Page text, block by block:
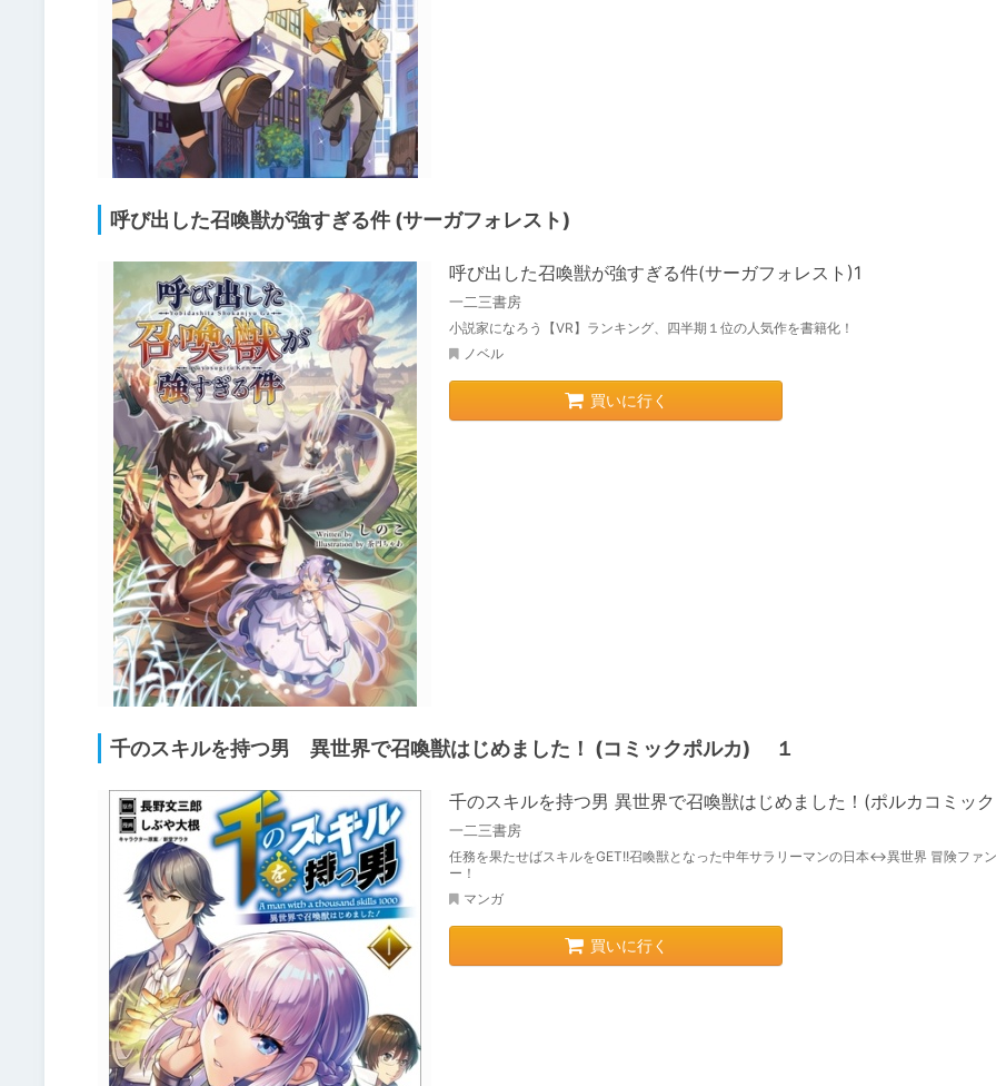
呼び出した召喚獣が強すぎる件 (サーガフォレスト)
呼び出した召喚獣が強すぎる件(サーガフォレスト)1
一二三書房
小説家になろう【VR】ランキング、四半期１位の人気作を書籍化！
ノベル
買いに行く
千のスキルを持つ男 異世界で召喚獣はじめました！ (コミックポルカ) １
千のスキルを持つ男 異世界で召喚獣はじめました！(ポルカコミッ
一二三書房
任務を果たせばスキルをGET!!召喚獣となった中年サラリーマンの日本↔異世界 冒険ファ
ー！
マンガ
買いに行く